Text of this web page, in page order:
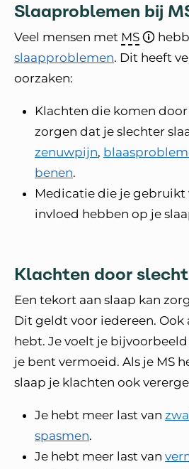
Slaaproblemen bij
Veel mensen met MS
slaapproblemen. Dit heeft
oorzaken:
Klachten die komen
zorgen dat je slechter
zenuwpijn,
benen.
Medicatie die je gebruikt
invloed hebben op je
Klachten door
Een tekort aan slaap kan
Dit geldt voor iedereen. Ook
hebt. Je voelt je
je bent vermoeid. Als je MS
slaap je klachten ook
Je hebt meer last van
spasmen.
Je hebt meer last van